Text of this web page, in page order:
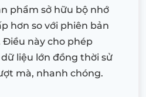
phẩm sở hữu bộ nhớ
hơn so với phiên bản
Điều này cho phép
liệu lớn đồng thời sử
mà, nhanh chóng.